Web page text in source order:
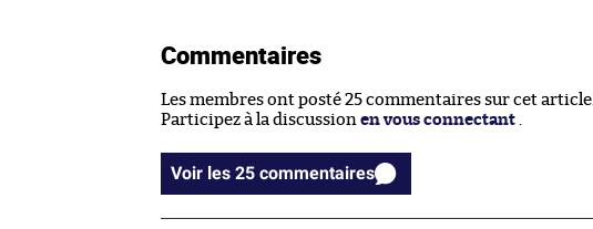
Commentaires
Les membres ont posté 25 commentaires sur cet article.
Participez à la discussion en vous connectant
Voir les 25 commentaires